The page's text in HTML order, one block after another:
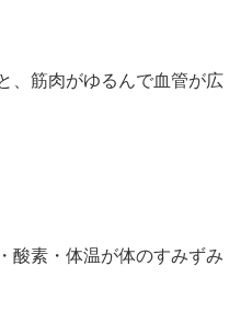
、筋肉がゆるんで血管が広
酸素・体温が体のすみずみ